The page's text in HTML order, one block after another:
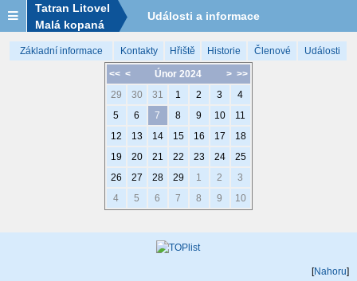
Tatran Litovel
Malá kopaná
Události a informace
Základní informace Kontakty Hřiště Historie Členové Události
<< < > >>
Únor 2024
29
30 31 1 2 3
4
5
6 7 8 9 10
11
12
13 14 15 16 17
18
19
20 21 22 23 24
25
26
27 28 29 1 2
3
4
5 6 7 8 9 10
[Nahoru]